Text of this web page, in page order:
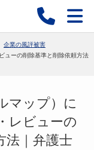
企業の風評被害
ューの削除基準と削除依頼方法
マップ）に
レビューの
法｜弁護士